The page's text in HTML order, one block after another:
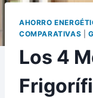
AHORRO
COMPARATIVAS
Los 4